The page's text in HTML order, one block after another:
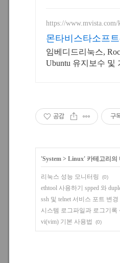
https://www.mvista.com/
몬타비스타소프
임베디드리눅스,
Ubuntu 유지보수 및
공감 구
'System > Linux' 카테고리의
리눅스 성능 모니터링 (0)
ethtool 사용하기 spped 와
ssh 및 telnet 서비스 포트 변경
시스템 로그파일과 로그기록
vi(vim) 기본 사용법 (0)